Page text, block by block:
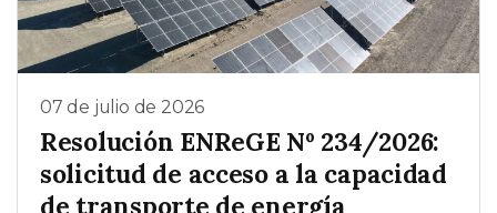
07 de julio de 2026
Resolución ENReGE Nº 234/2026:
solicitud de acceso a la capacidad
de transporte de energía